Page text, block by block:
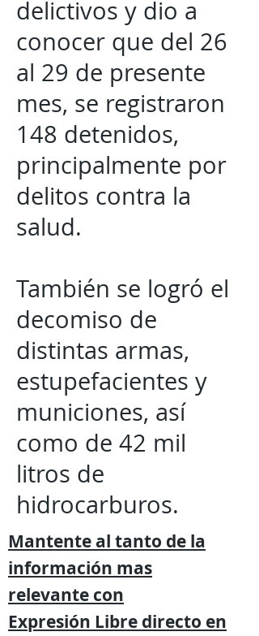
delictivos y dio a
conocer que del 26
al 29 de presente
mes, se registraron
148 detenidos,
principalmente por
delitos contra la
salud.
También se logró el
decomiso de
distintas armas,
estupefacientes y
municiones, así
como de 42 mil
litros de
hidrocarburos.
Mantente al tanto de la
información mas
relevante con
Expresión Libre directo en